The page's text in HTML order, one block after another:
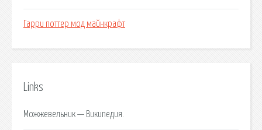
Гарри поттер мод майнкрафт
Links
Можжевельник — Википедия.